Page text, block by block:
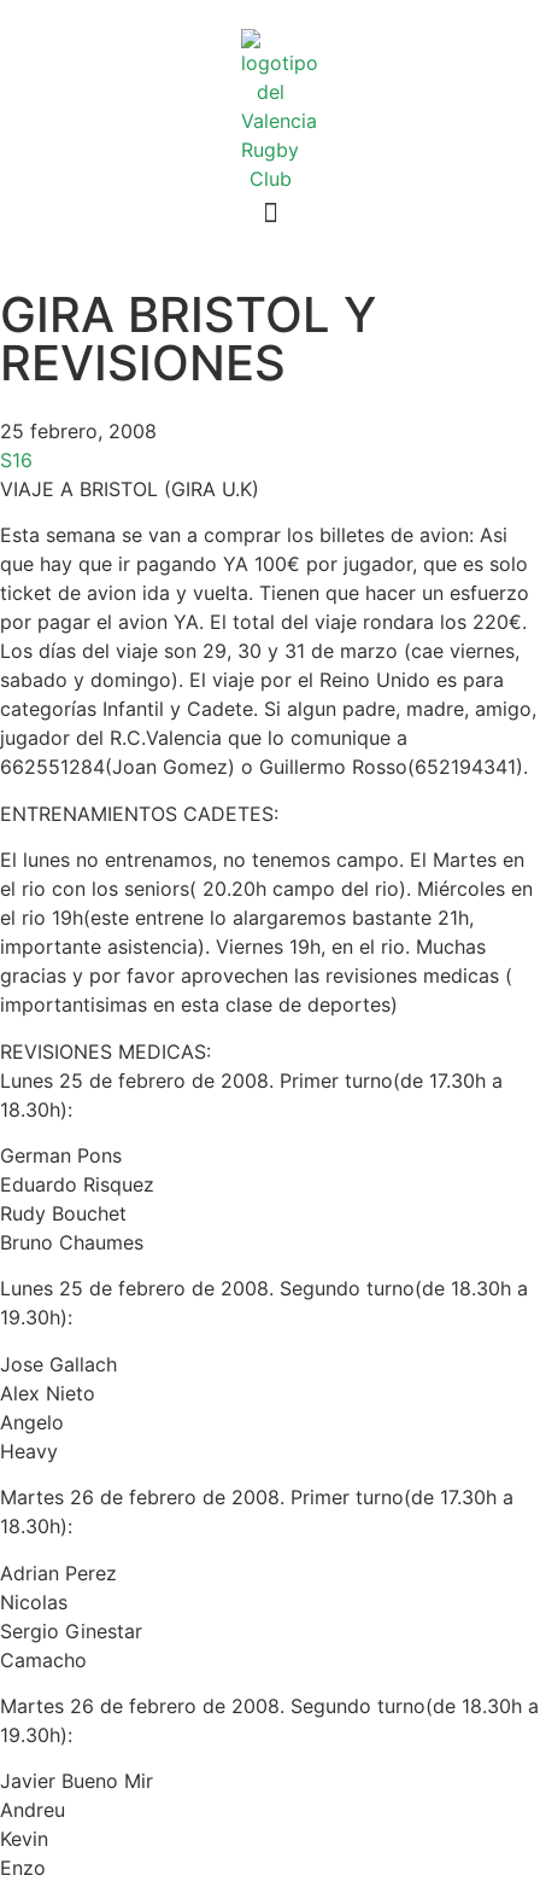
GIRA BRISTOL Y
REVISIONES
25 febrero, 2008
S16
VIAJE A BRISTOL (GIRA U.K)
Esta semana se van a comprar los billetes de avion: Asi
que hay que ir pagando YA 100€ por jugador, que es solo
ticket de avion ida y vuelta. Tienen que hacer un esfuerzo
por pagar el avion YA. El total del viaje rondara los 220€.
Los días del viaje son 29, 30 y 31 de marzo (cae viernes,
sabado y domingo). El viaje por el Reino Unido es para
categorías Infantil y Cadete. Si algun padre, madre, amigo,
jugador del R.C.Valencia que lo comunique a
662551284(Joan Gomez) o Guillermo Rosso(652194341).
ENTRENAMIENTOS CADETES:
El lunes no entrenamos, no tenemos campo. El Martes en
el rio con los seniors( 20.20h campo del rio). Miércoles en
el rio 19h(este entrene lo alargaremos bastante 21h,
importante asistencia). Viernes 19h, en el rio. Muchas
gracias y por favor aprovechen las revisiones medicas (
importantisimas en esta clase de deportes)
REVISIONES MEDICAS:
Lunes 25 de febrero de 2008. Primer turno(de 17.30h a
18.30h):
German Pons
Eduardo Risquez
Rudy Bouchet
Bruno Chaumes
Lunes 25 de febrero de 2008. Segundo turno(de 18.30h a
19.30h):
Jose Gallach
Alex Nieto
Angelo
Heavy
Martes 26 de febrero de 2008. Primer turno(de 17.30h a
18.30h):
Adrian Perez
Nicolas
Sergio Ginestar
Camacho
Martes 26 de febrero de 2008. Segundo turno(de 18.30h a
19.30h):
Javier Bueno Mir
Andreu
Kevin
Enzo